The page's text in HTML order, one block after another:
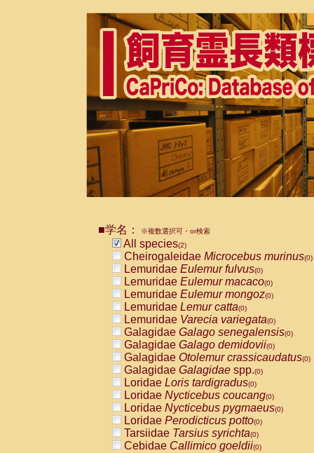
■学名： ※複数選択可・or検索
All species(2)
Cheirogaleidae Microcebus murinus(0)
Lemuridae Eulemur fulvus(0)
Lemuridae Eulemur macaco(0)
Lemuridae Eulemur mongoz(0)
Lemuridae Lemur catta(0)
Lemuridae Varecia variegata(0)
Galagidae Galago senegalensis(0)
Galagidae Galago demidovii(0)
Galagidae Otolemur crassicaudatus(0)
Galagidae Galagidae spp.(0)
Loridae Loris tardigradus(0)
Loridae Nycticebus coucang(0)
Loridae Nycticebus pygmaeus(0)
Loridae Perodicticus potto(0)
Tarsiidae Tarsius syrichta(0)
Cebidae Callimico goeldii(0)